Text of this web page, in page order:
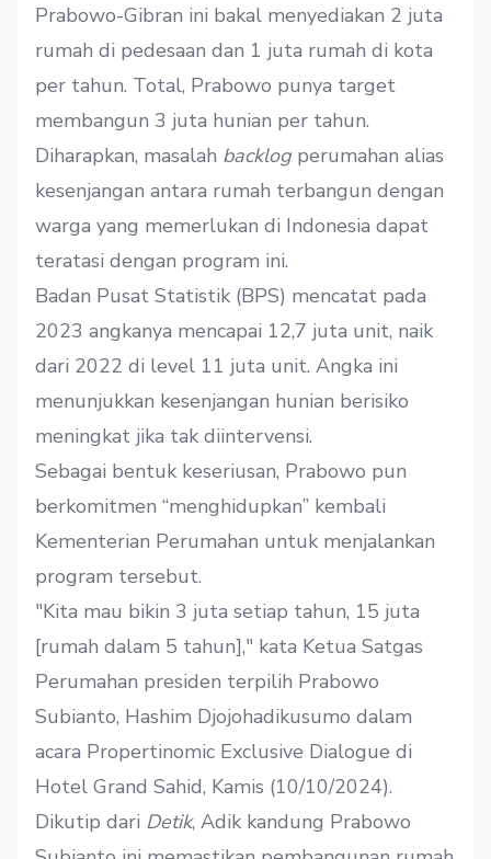
Prabowo-Gibran ini bakal menyediakan 2 juta
rumah di pedesaan dan 1 juta rumah di kota
per tahun. Total, Prabowo punya target
membangun 3 juta hunian per tahun.
Diharapkan, masalah backlogperumahan alias
kesenjangan antara rumah terbangun dengan
warga yang memerlukan di Indonesia dapat
teratasi dengan program ini.
Badan Pusat Statistik (BPS) mencatat pada
2023 angkanya mencapai 12,7 juta unit, naik
dari 2022 di level 11 juta unit. Angka ini
menunjukkan kesenjangan hunian berisiko
meningkat jika tak diintervensi.
Sebagai bentuk keseriusan, Prabowo pun
berkomitmen “menghidupkan” kembali
Kementerian Perumahan untuk menjalankan
program tersebut.
"Kita mau bikin 3 juta setiap tahun, 15 juta
[rumah dalam 5 tahun]," kata Ketua Satgas
Perumahan presiden terpilih Prabowo
Subianto, Hashim Djojohadikusumo dalam
acara Propertinomic Exclusive Dialogue di
Hotel Grand Sahid, Kamis (10/10/2024).
Dikutip dari Detik, Adik kandung Prabowo